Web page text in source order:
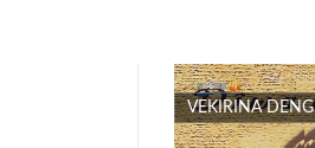
VEKIRINA DENG